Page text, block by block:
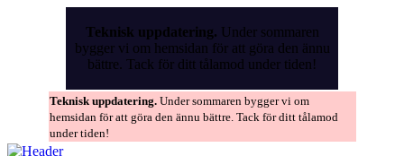
Teknisk uppdatering. Under sommaren
bygger vi om hemsidan för att göra den ännu
bättre. Tack för ditt tålamod under tiden!
Teknisk uppdatering. Under sommaren bygger vi om
hemsidan för att göra den ännu bättre. Tack för ditt tålamod
under tiden!